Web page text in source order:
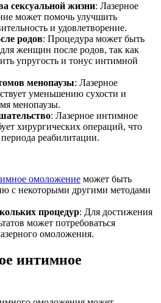
сексуальной жизни: Лазерное
может помочь улучшить
и удовлетворение.
родов: Процедура может быть
женщин после родов, так как
упругость и тонус интимной
менопаузы: Лазерное
уменьшению сухости и
менопаузы.
: Лазерное интимное
хирургических операций, что
реабилитации.
омоложение может быть
с некоторыми другими методами
процедур: Для достижения
может потребоваться
омоложения.
интимное